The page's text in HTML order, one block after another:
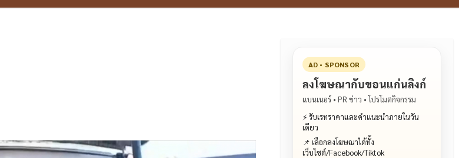
AD • SPONSOR
ลงโฆษณากับขอนแก่นลิงก์
แบนเนอร์ • PR ข่าว • โปรโมตกิจกรรม
⚡ รับเรทราคาและคำแนะนำภายในวัน
เดียว
📌 เลือกลงโฆษณาได้ทั้ง
เว็บไซต์/Facebook/Tiktok